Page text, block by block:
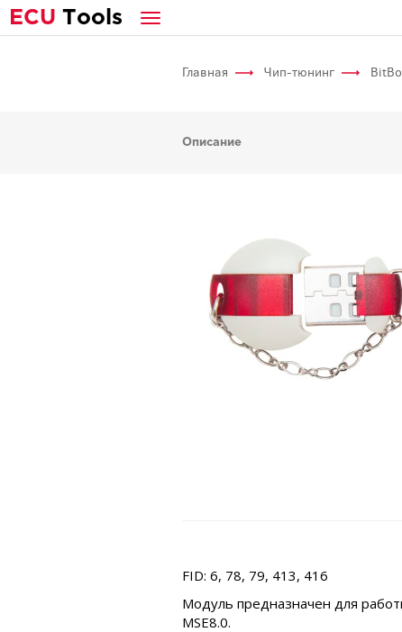
ECU Tools
Главная Чип-тюнинг
Описание
FID: 6, 78, 79, 413, 416
Модуль предназначен для
MSE8.0.